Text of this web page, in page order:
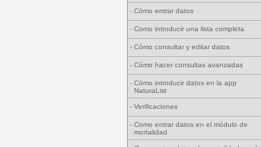
- Cómo entrar datos
- Como introducir una lista completa
- Cómo consultar y editar datos
- Cómo hacer consultas avanzadas
- Cómo introducir datos en la app
NaturaList
- Verificaciones
- Como entrar datos en el módulo de
mortalidad